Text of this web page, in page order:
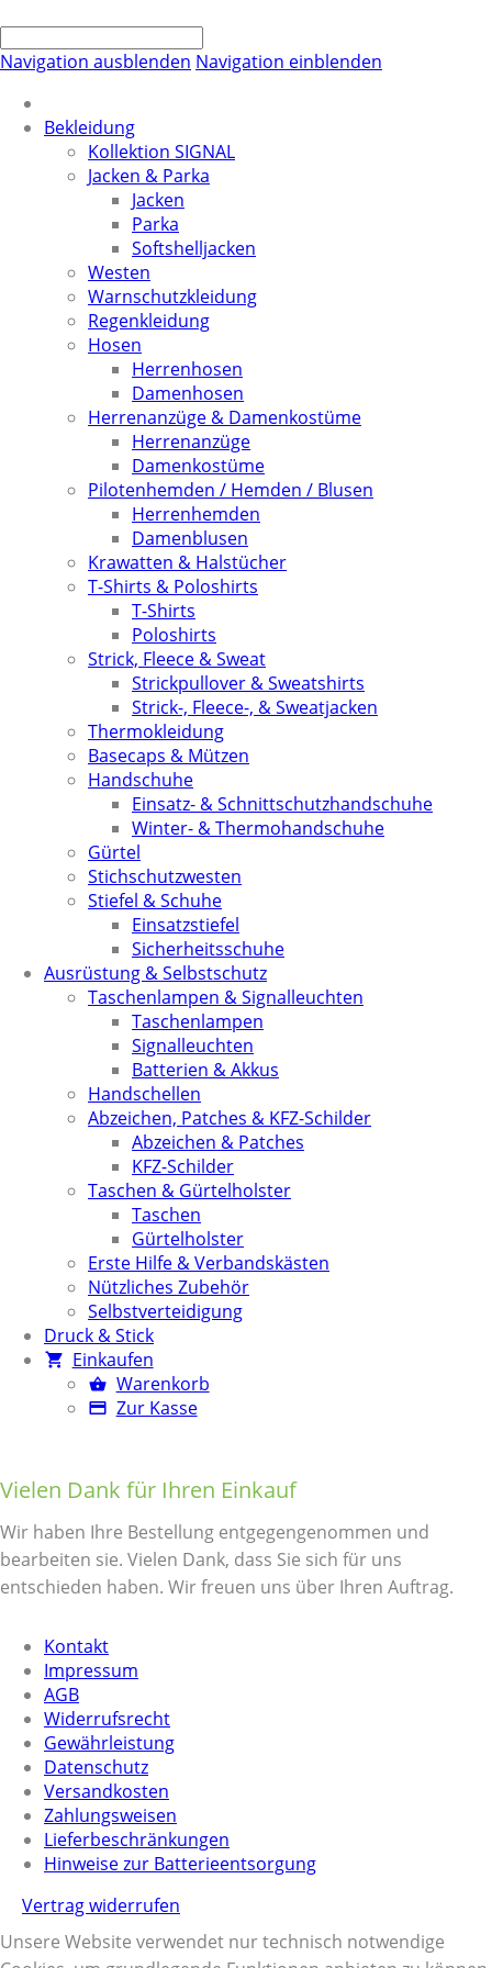
Navigation ausblenden Navigation einblenden
Bekleidung
Kollektion SIGNAL
Jacken & Parka
Jacken
Parka
Softshelljacken
Westen
Warnschutzkleidung
Regenkleidung
Hosen
Herrenhosen
Damenhosen
Herrenanzüge & Damenkostüme
Herrenanzüge
Damenkostüme
Pilotenhemden / Hemden / Blusen
Herrenhemden
Damenblusen
Krawatten & Halstücher
T-Shirts & Poloshirts
T-Shirts
Poloshirts
Strick, Fleece & Sweat
Strickpullover & Sweatshirts
Strick-, Fleece-, & Sweatjacken
Thermokleidung
Basecaps & Mützen
Handschuhe
Einsatz- & Schnittschutzhandschuhe
Winter- & Thermohandschuhe
Gürtel
Stichschutzwesten
Stiefel & Schuhe
Einsatzstiefel
Sicherheitsschuhe
Ausrüstung & Selbstschutz
Taschenlampen & Signalleuchten
Taschenlampen
Signalleuchten
Batterien & Akkus
Handschellen
Abzeichen, Patches & KFZ-Schilder
Abzeichen & Patches
KFZ-Schilder
Taschen & Gürtelholster
Taschen
Gürtelholster
Erste Hilfe & Verbandskästen
Nützliches Zubehör
Selbstverteidigung
Druck & Stick
Einkaufen
Warenkorb
Zur Kasse
Vielen Dank für Ihren Einkauf
Wir haben Ihre Bestellung entgegengenommen und
bearbeiten sie. Vielen Dank, dass Sie sich für uns
entschieden haben. Wir freuen uns über Ihren Auftrag.
Kontakt
Impressum
AGB
Widerrufsrecht
Gewährleistung
Datenschutz
Versandkosten
Zahlungsweisen
Lieferbeschränkungen
Hinweise zur Batterieentsorgung
Vertrag widerrufen
Unsere Website verwendet nur technisch notwendige